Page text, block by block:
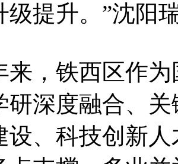
级提升。”沈阳
铁西区作为
研深度融合、
设、科技创新